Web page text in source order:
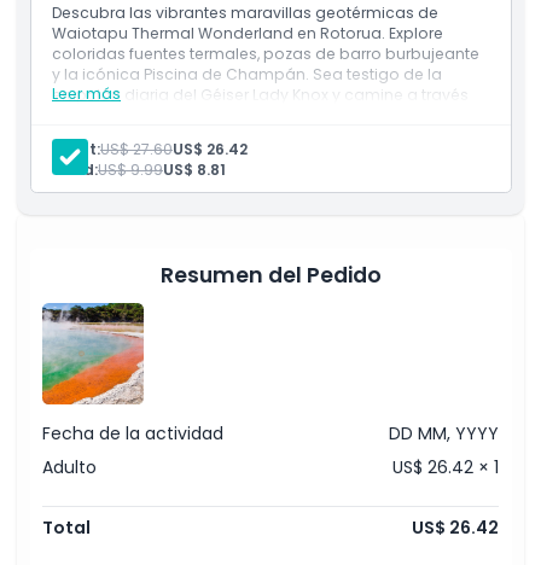
Política para Niños y Adultos
Horario de Apertura
Ubicación
Cómo Llegar
Cómo Canjear
Política de Cancelación
Descubra las vibrantes maravillas geotérmicas de
Waiotapu Thermal Wonderland en Rotorua. Explore
coloridas fuentes termales, pozas de barro burbujeante
y la icónica Piscina de Champán. Sea testigo de la
erupción diaria del Géiser Lady Knox y camine a través
naturaleza. Un destino imprescindible para los amantes
de la naturaleza y buscadores de aventuras.
Leer más
Adult:US$ 27.60US$ 26.42
Child:US$ 9.99US$ 8.81
Resumen del Pedido
Fecha de la actividad
DD MM, YYYY
Adulto
US$ 26.42 × 1
Total US$ 26.42